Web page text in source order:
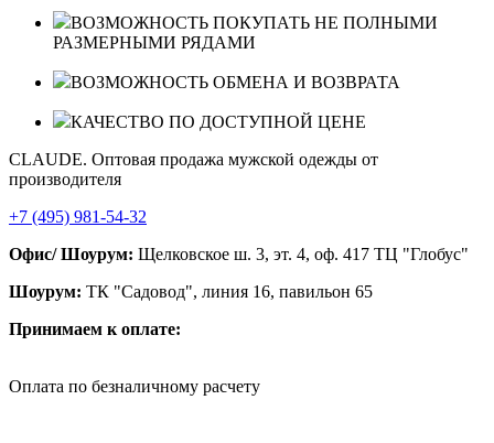
ВОЗМОЖНОСТЬ ПОКУПАТЬ НЕ ПОЛНЫМИ
РАЗМЕРНЫМИ РЯДАМИ
ВОЗМОЖНОСТЬ ОБМЕНА И ВОЗВРАТА
КАЧЕСТВО ПО ДОСТУПНОЙ ЦЕНЕ
CLAUDE. Оптовая продажа мужской одежды от
производителя
+7 (495) 981-54-32
Офис/ Шоурум: Щелковское ш. 3, эт. 4, оф. 417 ТЦ "Глобус"
Шоурум: ТК "Садовод", линия 16, павильон 65
Принимаем к оплате:
Оплата по безналичному расчету